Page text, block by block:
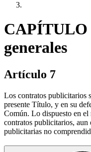
CAPÍTULO
generales
Artículo 7
Los contratos publicitarios
presente Título, y en su
Común. Lo dispuesto en el
contratos publicitarios, aun
publicitarias no